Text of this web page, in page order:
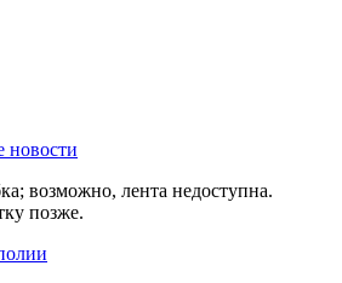
новости
возможно, лента недоступна.
позже.